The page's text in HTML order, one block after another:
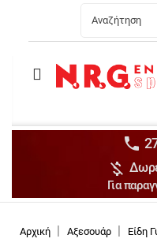
Ανδρικά
Αθλήματα
Brands


Για
Αρχική Αξεσουάρ Είδη